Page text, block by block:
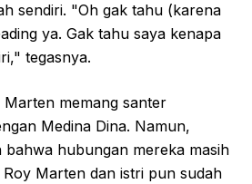
sendiri. "Oh gak tahu (karena
ya. Gak tahu saya kenapa
tegasnya.
Marten memang santer
Medina Dina. Namun,
bahwa hubungan mereka masih
Marten dan istri pun sudah